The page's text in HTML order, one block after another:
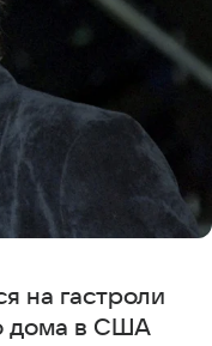
на гастроли
дома в США